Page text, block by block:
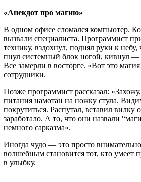
«Анекдот про магию»
В одном офисе сломался компьютер.
вызвали специалиста. Программист
технику, вздохнул, поднял руки к
пнул системный блок ногой, кивнул
Все замерли в восторге. «Вот это
сотрудники.
Позже программист рассказал:
питания намотан на ножку стула.
покрутиться. Распутал, вставил вилку
заработало. А то, что они назвали
немного сарказма».
Иногда чудо — это просто
волшебным становится тот, кто умеет
в улыбку.